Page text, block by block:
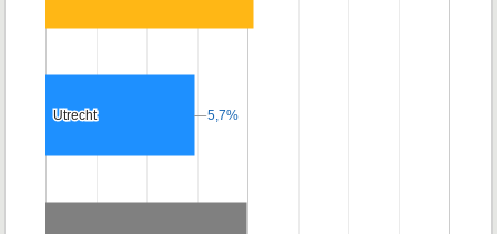
Utrecht
Utrecht 5,7%
5,7%